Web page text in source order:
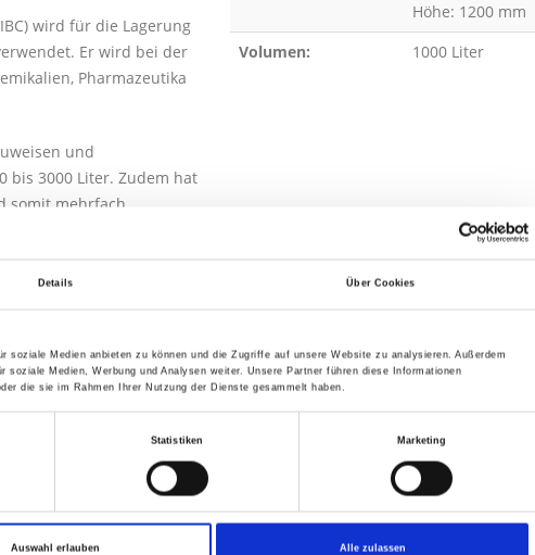
Details Über Cookies
Medien anbieten zu können und die Zugriffe auf unsere Website zu analysieren. Außerdem
Medien, Werbung und Analysen weiter. Unsere Partner führen diese Informationen
die sie im Rahmen Ihrer Nutzung der Dienste gesammelt haben.
Statistiken Marketing
Auswahl erlauben Alle zulassen
wird für die Lagerung
Er wird bei der
Pharmazeutika
und
bis 3000 Liter. Zudem hat
somit mehrfach
Gabelstaplers oder
auch in der privaten
eignet sich
zur Verfügung.
Höhe: 1200 mm
Volumen:
1000 Liter